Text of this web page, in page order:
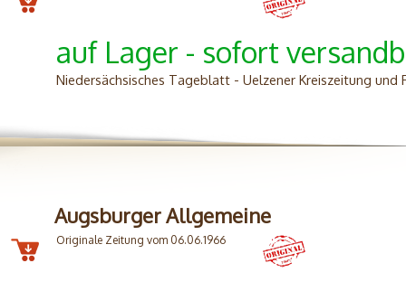
auf Lager - sofort
Niedersächsisches Tageblatt - Uelzener Kreiszeitung und
Augsburger Allgemeine
Originale Zeitung vom 06.06.1966